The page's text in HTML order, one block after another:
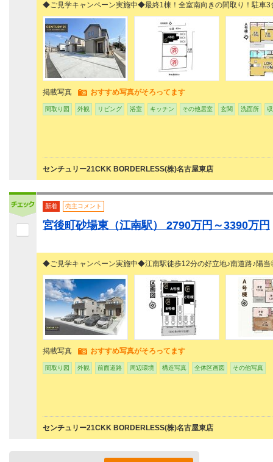
◆ご見学キャンペーン実施中◆最終1棟！全室南向きの間取り！駐車3
掲載写真 おすすめ写真がそろってます
間取り図 外観 リビング 浴室 キッチン その他居室 玄関 洗面所
センチュリー21CKK BORDERLESS(株)名古屋東店
新着 売主コメント
宮後町砂場東（江南駅） 2790万円～3390万円
◆ご見学キャンペーン実施中◆江南駅徒歩12分の好立地♪南道路♪陽
掲載写真 おすすめ写真がそろってます
間取り図 外観 前面道路 周辺環境 構造写真 全体区画図 その他写真
センチュリー21CKK BORDERLESS(株)名古屋東店